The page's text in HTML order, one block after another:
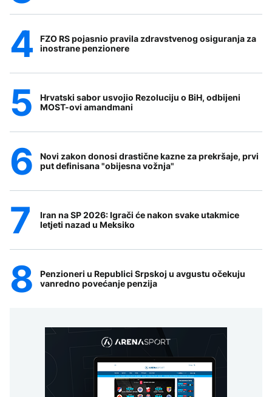
FZO RS pojasnio pravila zdravstvenog osiguranja za
inostrane penzionere
Hrvatski sabor usvojio Rezoluciju o BiH, odbijeni
MOST-ovi amandmani
Novi zakon donosi drastične kazne za prekršaje, prvi
put definisana "obijesna vožnja"
Iran na SP 2026: Igrači će nakon svake utakmice
letjeti nazad u Meksiko
Penzioneri u Republici Srpskoj u avgustu očekuju
vanredno povećanje penzija